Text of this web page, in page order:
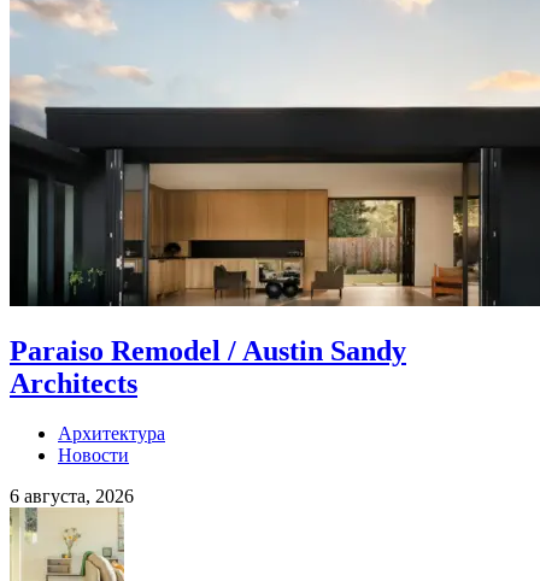
Paraiso Remodel / Austin Sandy
Architects
Архитектура
Новости
6 августа, 2026